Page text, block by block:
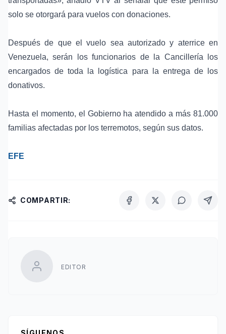
solo se otorgará para vuelos con donaciones.
Después de que el vuelo sea autorizado y aterrice en
Venezuela, serán los funcionarios de la Cancillería los
encargados de toda la logística para la entrega de los
donativos.
Hasta el momento, el Gobierno ha atendido a más 81.000
familias afectadas por los terremotos, según sus datos.
EFE
COMPARTIR:
EDITOR